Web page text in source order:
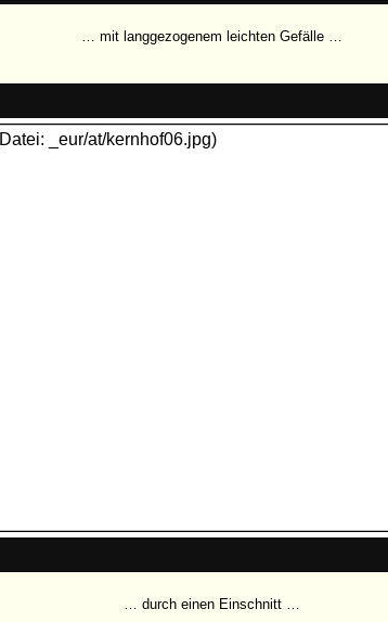
… mit langgezogenem leichten Gefälle …
… durch einen Einschnitt …